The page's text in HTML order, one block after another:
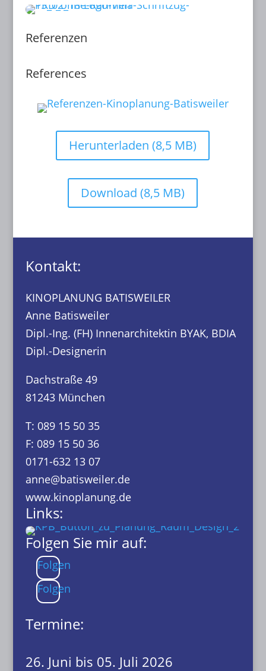
Referenzen
References
Herunterladen (8,5 MB)
Download (8,5 MB)
Kontakt:
KINOPLANUNG BATISWEILER
Anne Batisweiler
Dipl.-Ing. (FH) Innenarchitektin BYAK, BDIA
Dipl.-Designerin
Dachstraße 49
81243 München
T: 089 15 50 35
F: 089 15 50 36
0171-632 13 07
anne@batisweiler.de
www.kinoplanung.de
Links:
Folgen Sie mir auf:
Folgen
Folgen
Termine:
26. Juni bis 05. Juli 2026